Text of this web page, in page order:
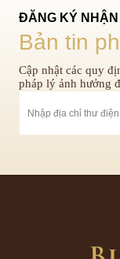
ĐĂNG KÝ NHẬN
Bản tin
Cập nhật các quy
pháp lý ảnh hưởng